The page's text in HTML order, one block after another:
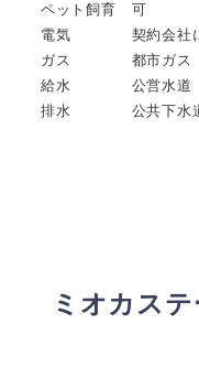
ペット飼育 可
電気 契約会社に
ガス 都市ガス
給水 公営水道
排水 公共下水
ミオカス